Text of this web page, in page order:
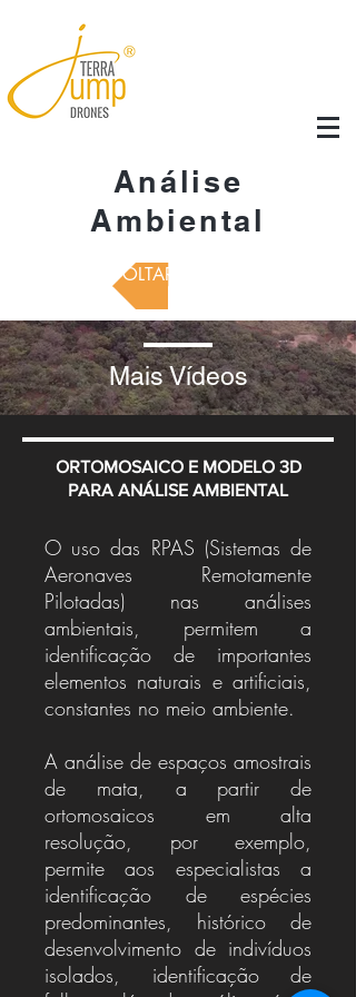
Análise
Ambiental
VOLTAR
Mais Vídeos
ORTOMOSAICO E MODELO 3D
PARA ANÁLISE AMBIENTAL
O uso das RPAS (Sistemas de
Aeronaves Remotamente
Pilotadas) nas análises
ambientais, permitem a
identificação de importantes
elementos naturais e artificiais,
constantes no meio ambiente.
A análise de espaços amostrais
de mata, a partir de
ortomosaicos em alta
resolução, por exemplo,
permite aos especialistas a
identificação de espécies
predominantes, histórico de
desenvolvimento de indivíduos
isolados, identificação de